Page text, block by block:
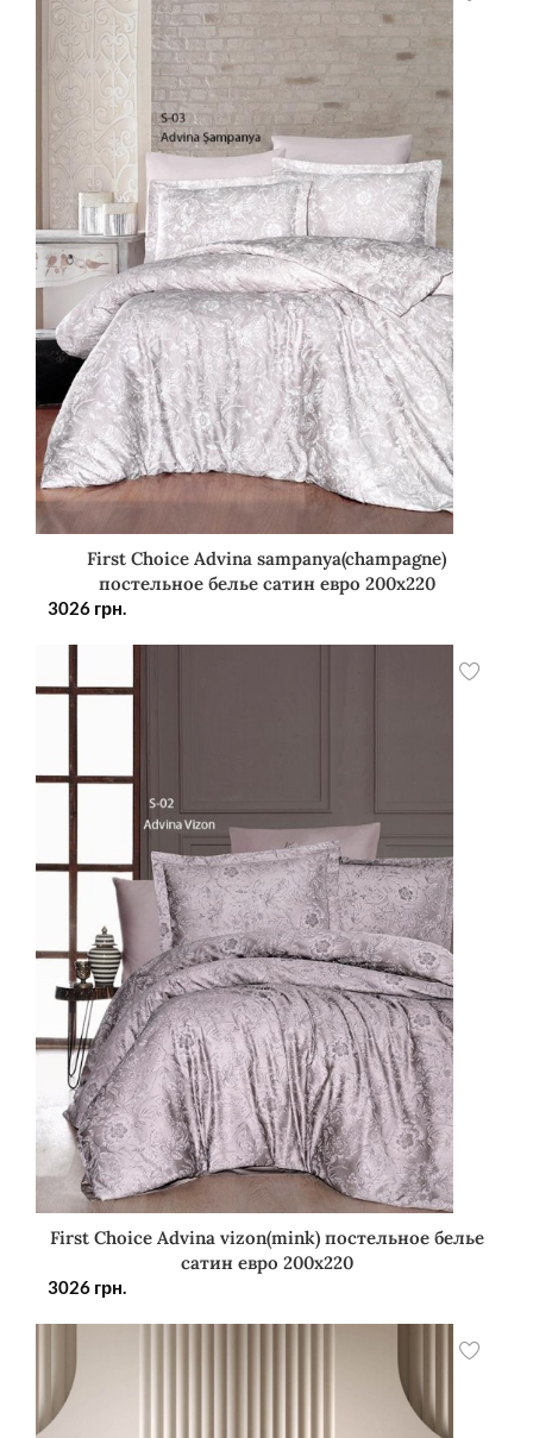
First Choice Advina sampanya(champagne)
постельное белье сатин евро 200х220
3026 грн.
First Choice Advina vizon(mink) постельное белье
сатин евро 200х220
3026 грн.